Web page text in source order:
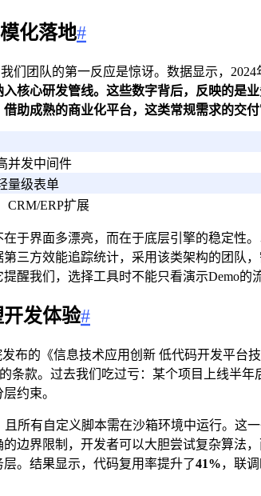
化落地#
们团队的第一反应是惊讶。数据显示，
核心研发管线。这些数字背后，反映的是
助成熟的商业化平台，这类常规需求的交
并发中间件
量级表单
CRM/ERP扩展
于界面多漂亮，而在于底层引擎的稳定性
三方效能追踪统计，采用该类架构的团队
醒我们，选择工具时不能只看演示Demo的
发体验#
布的《信息技术应用创新 低代码开发平
条款。过去我们吃过亏：某个项目上线半
约束。
所有自定义脚本需在沙箱环境中运行。这
边界限制，开发者可以大胆尝试复杂算法
。结果显示，代码复用率提升了41%，联